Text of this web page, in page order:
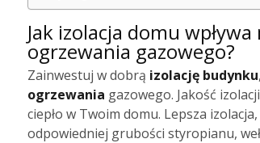
Jak izolacja domu wpływa
ogrzewania gazowego?
Zainwestuj w dobrą izolację budynku
ogrzewania gazowego. Jakość
ciepło w Twoim domu. Lepsza
odpowiedniej grubości styropianu,